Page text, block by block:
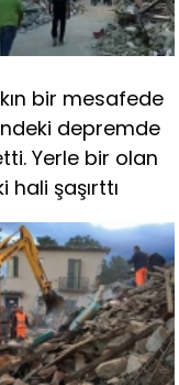
bir mesafede
depremde
Yerle bir olan
hali şaşırttı